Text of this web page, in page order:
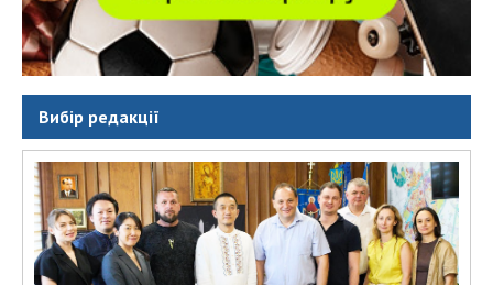
Вибір редакції